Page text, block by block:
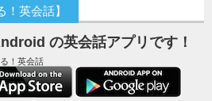
英会話】
の英会話アプリです！
！英会話